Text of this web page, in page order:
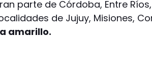
parte de Córdoba, Entre
de Jujuy, Misiones,
amarillo.